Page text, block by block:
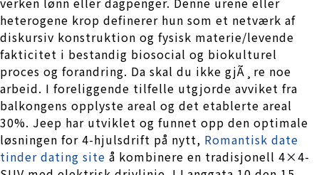
heterogene krop definerer hun som et netværk af
diskursiv konstruktion og fysisk materie/levende
fakticitet i bestandig biosocial og biokulturel
proces og forandring. Da skal du ikke gjÃ¸re noe
arbeid. I foreliggende tilfelle utgjorde avviket fra
balkongens opplyste areal og det etablerte areal
30%. Jeep har utviklet og funnet opp den optimale
løsningen for 4-hjulsdrift på nytt, Romantisk date
tinder dating site å kombinere en tradisjonell 4×4-